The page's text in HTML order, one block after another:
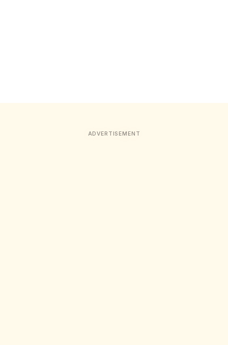
ADVERTISEMENT